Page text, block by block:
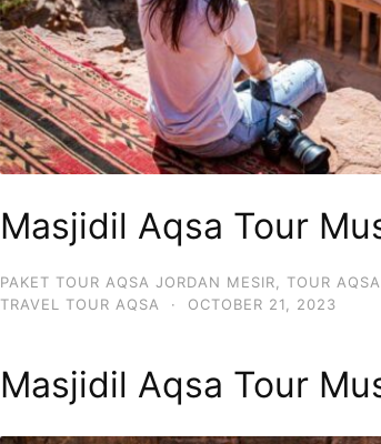
Masjidil Aqsa Tour
PAKET TOUR AQSA JORDAN MESIR, TOUR AQSA
TRAVEL TOUR AQSA
· OCTOBER 21, 2023
Masjidil Aqsa Tour